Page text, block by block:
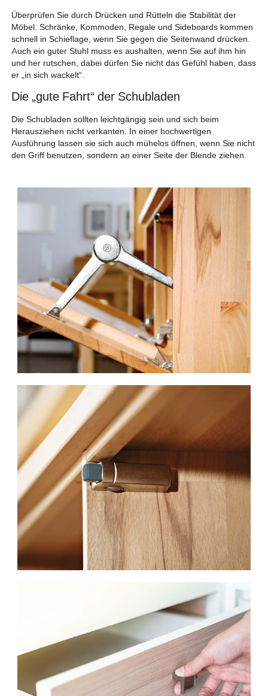
Überprüfen Sie durch Drücken und Rütteln die Stabilität der
Möbel. Schränke, Kommoden, Regale und Sideboards kommen
schnell in Schieflage, wenn Sie gegen die Seitenwand drücken.
Auch ein guter Stuhl muss es aushalten, wenn Sie auf ihm hin
und her rutschen, dabei dürfen Sie nicht das Gefühl haben, dass
er „in sich wackelt“.
Die „gute Fahrt“ der Schubladen
Die Schubladen sollten leichtgängig sein und sich beim
Herausziehen nicht verkanten. In einer hochwertigen
Ausführung lassen sie sich auch mühelos öffnen, wenn Sie nicht
den Griff benutzen, sondern an einer Seite der Blende ziehen.